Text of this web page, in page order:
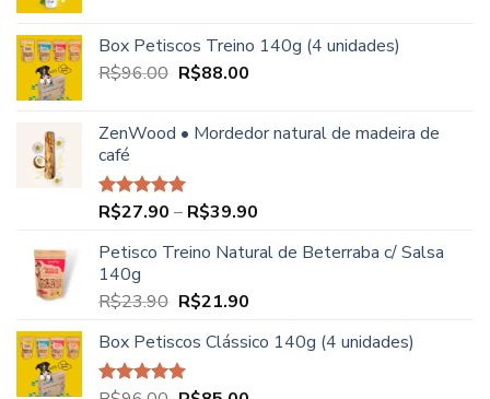
era:
R$68.00.
é:
R$49.90.
Box Petiscos Treino 140g (4 unidades)
R$96.00 O
era:
R$88.00O
é:
ZenWood • Mordedor natural de madeira de
café
Avaliação
R$27.90 – R$39.90
preço:
Petisco Treino Natural de Beterraba c/ Salsa
140g
R$23.90 O
original
era:
R$23.90.
R$21.90O
atual
R$21.90.
Box Petiscos Clássico 140g (4 unidades)